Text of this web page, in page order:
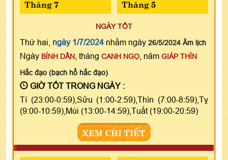
Tháng 7 Tháng 5
NGÀY TỐT
Thứ hai, ngày 1/7/2024 nhằm ngày 26/5/2024 Âm lịch
Ngày BÍNH DẦN , tháng CANH NGỌ , năm GIÁP THÌN
Hắc đạo (bạch hổ hắc đạo)
GIỜ TỐT TRONG NGÀY :
Tí (23:00-0:59),Sửu (1:00-2:59),Thìn (7:00-8:59),Tỵ
(9:00-10:59),Mùi (13:00-14:59),Tuất (19:00-20:59)
XEM CHI TIẾT